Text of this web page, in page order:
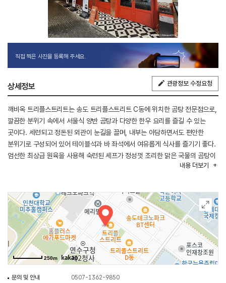
직접 찍은 사진을 등록해 주세요.
상세정보 관광정보 수정요청
깨비옥 트리플스트리트는 송도 트리플스트리트 C동에 위치한 곰탕 전문점으로,
깔끔한 분위기 속에서 서울식 양반 곰탕과 다양한 한우 요리를 즐길 수 있는
곳이다. 세련되고 정돈된 외관이 눈길을 끌며, 내부는 아담하면서도 편안한
분위기로 구성되어 있어 테이블석과 바 좌석에서 여유롭게 식사를 즐기기 좋다.
엄선한 최상급 원육을 사용해 숙련된 셰프가 정성껏 조리한 맑은 국물의 곰탕이
대표 메뉴로, 담백하면서도 깊은 풍미를 느낄 수 있다. 함께 제공되는 깍두기와
편안한 식사 분위기를 더한다. 한우곰탕과 한우육회, 육사시미를 비롯해 매운
양곰탕, 한우 모둠수육, 평양 어복쟁반 등 다양한 메뉴를 갖추고 있어 취향에
따라 즐기기 좋다. 깔끔한 한 끼 식사부터 든든한 보양식 메뉴까지 다양하게
맛볼 수 있어 송도를 찾는 방문객과 지역 주민들에게 꾸준히 사랑받고 있다.
내용 더보기
250m
문의 및 안내
0507-1362-9850